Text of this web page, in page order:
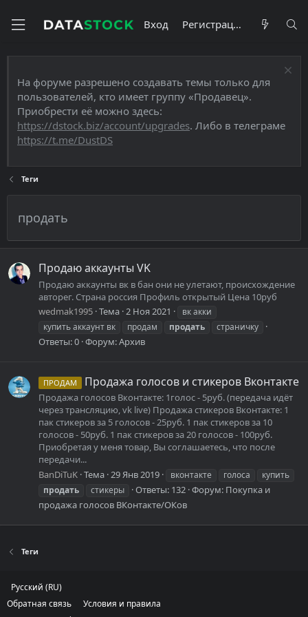
Вход Регистрация
На форуме разрешено создавать темы только для
пользователей, кто имеет группу «Продавец».
Приобрести её можно здесь:
https://dstock.biz/account/upgrades. Либо в телеграме
https://t.me/DustDS
Теги
продать
Продаю аккаунты VK
Продаю аккаунты вк в бан они не улетают, происхождение
авторег. Страна россия Профиль открытый Цена 10руб
wedmak1995 Тема 2 Ноя 2021
вк акки
купить аккаунт вк
продам продать страничку
Ответы: 0 Форум:Архив
ПРОДАМ Продажа голосов и стикеров Вконтакте
Продажа голосов Вконтакте: 1голос - 5руб. (передача идёт
через трансляцию, vk live) Продажа стикеров Вконтакте: 1
пак стикеров за 5 голосов - 25руб. 1 пак стикеров за 10
голосов - 50руб. 1 пак стикеров за 20 голосов - 100руб.
Приобретая у меня товар, Вы соглашаетесь, что после
передачи...
BanDiTuK Тема 29 Янв 2019 вконтакте голоса
купить
продать
стикеры Ответы: 132 Форум: Покупка и
продажа голосов ВКонтакте/ОКов
Теги
Русский (RU)
Обратная связь
Условия и правила